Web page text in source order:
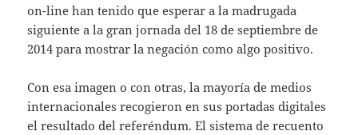
on-line han tenido que esperar a la madrugada
siguiente a la gran jornada del 18 de septiembre de
2014 para mostrar la negación como algo positivo.
Con esa imagen o con otras, la mayoría de medios
internacionales recogieron en sus portadas digitales
el resultado del referéndum. El sistema de recuento